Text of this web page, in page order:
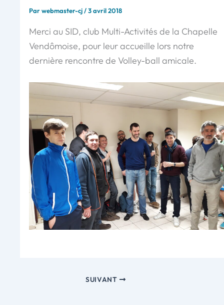
Parwebmaster-cj/3 avril 2018
Merci au SID, club Multi-Activités de la Chapelle
Vendômoise, pour leur accueille lors notre
dernière rencontre de Volley-ball amicale.
SUIVANT